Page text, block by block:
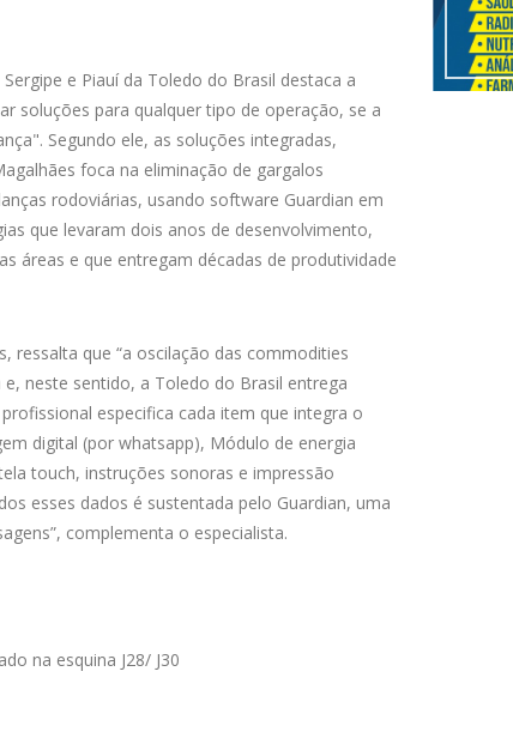
e Piauí da Toledo do Brasil destaca a
soluções para qualquer tipo de operação, se a
Segundo ele, as soluções integradas,
foca na eliminação de gargalos
rodoviárias, usando software Guardian em
que levaram dois anos de desenvolvimento,
áreas e que entregam décadas de produtividade
ressalta que “a oscilação das commodities
neste sentido, a Toledo do Brasil entrega
especifica cada item que integra o
digital (por whatsapp), Módulo de energia
touch, instruções sonoras e impressão
esses dados é sustentada pelo Guardian, uma
complementa o especialista.
na esquina J28/ J30